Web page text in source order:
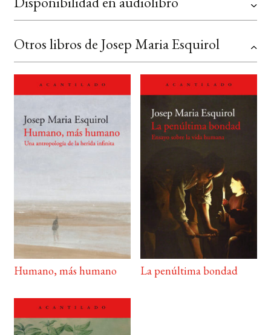
Otros libros de Josep Maria Esquirol
Humano, más humano La penúltima bondad